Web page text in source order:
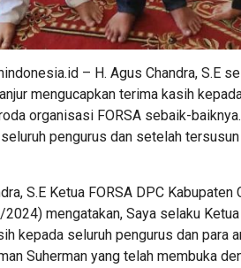
– H. Agus Chandra, S.E
mengucapkan terima kasih
organisasi FORSA sebaik-
pengurus dan setelah
S.E Ketua FORSA DPC
mengatakan, Saya selaku
kepada seluruh pengurus dan para
Suherman yang telah membuka